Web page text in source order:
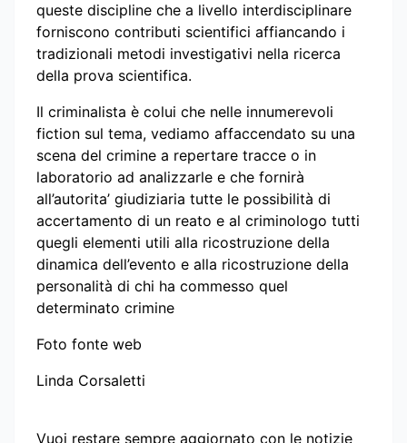
queste discipline che a livello interdisciplinare
forniscono contributi scientifici affiancando i
tradizionali metodi investigativi nella ricerca
della prova scientifica.
Il criminalista è colui che nelle innumerevoli
fiction sul tema, vediamo affaccendato su una
scena del crimine a repertare tracce o in
laboratorio ad analizzarle e che fornirà
all’autorita’ giudiziaria tutte le possibilità di
accertamento di un reato e al criminologo tutti
quegli elementi utili alla ricostruzione della
dinamica dell’evento e alla ricostruzione della
personalità di chi ha commesso quel
determinato crimine
Foto fonte web
Linda Corsaletti
Vuoi restare sempre aggiornato con le notizie